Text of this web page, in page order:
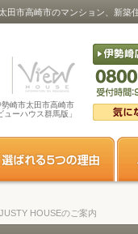
市高崎市のマンション、新築
崎市太田市高崎市
ーハウス群馬版」
HOUSEのご案内